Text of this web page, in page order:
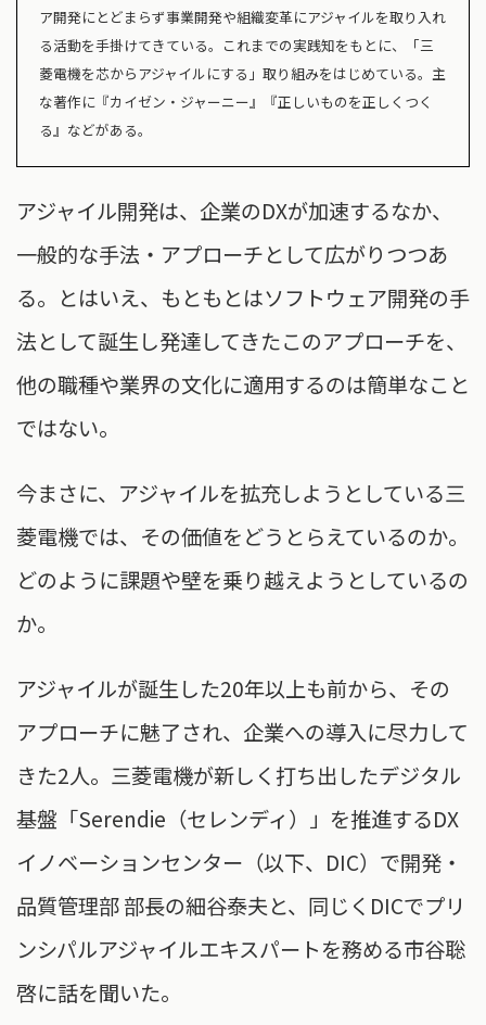
ア開発にとどまらず事業開発や組織変革にアジャイルを取り入れ
る活動を手掛けてきている。これまでの実践知をもとに、「三
菱電機を芯からアジャイルにする」取り組みをはじめている。主
な著作に『カイゼン・ジャーニー』『正しいものを正しくつく
る』などがある。
アジャイル開発は、企業のDXが加速するなか、
一般的な手法・アプローチとして広がりつつあ
る。とはいえ、もともとはソフトウェア開発の手
法として誕生し発達してきたこのアプローチを、
他の職種や業界の文化に適用するのは簡単なこと
ではない。
今まさに、アジャイルを拡充しようとしている三
菱電機では、その価値をどうとらえているのか。
どのように課題や壁を乗り越えようとしているの
か。
アジャイルが誕生した20年以上も前から、その
アプローチに魅了され、企業への導入に尽力して
きた2人。三菱電機が新しく打ち出したデジタル
基盤「Serendie（セレンディ）」を推進するDX
イノベーションセンター（以下、DIC）で開発・
品質管理部 部長の細谷泰夫と、同じくDICでプリ
ンシパルアジャイルエキスパートを務める市谷聡
啓に話を聞いた。